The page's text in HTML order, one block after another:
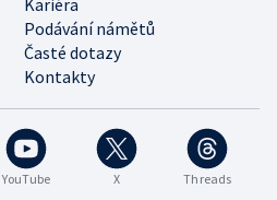
Podávání námětů
Časté dotazy
Kontakty
YouTube X Threads